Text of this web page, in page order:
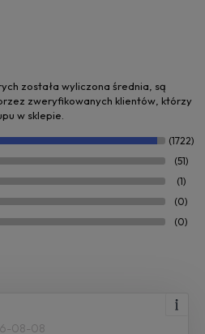
została wyliczona średnia, są
zweryfikowanych klientów, którzy
w sklepie.
(1722)
(51)
(1)
(0)
(0)
08-08